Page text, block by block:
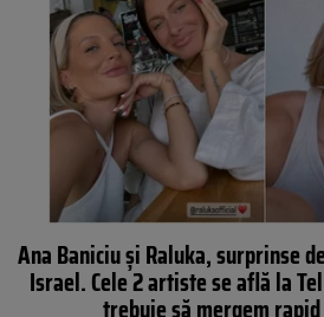
Ana Baniciu și Raluka, surprinse
Israel. Cele 2 artiste se află la
trebuie să mergem